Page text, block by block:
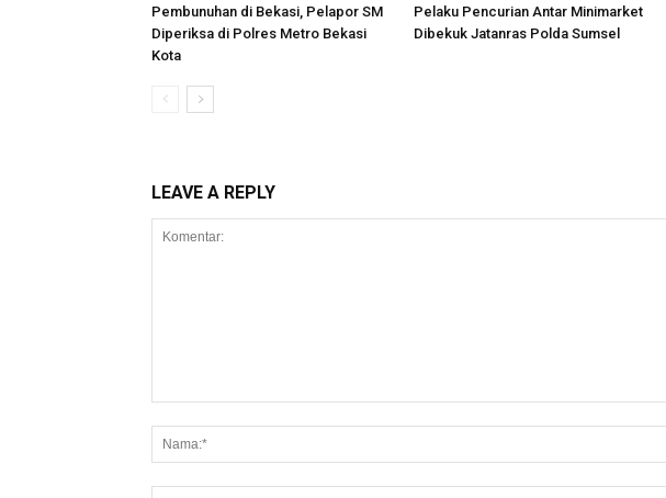
Pembunuhan di Bekasi, Pelapor SM
Diperiksa di Polres Metro Bekasi
Kota
Pelaku Pencurian Antar Minimarket
Dibekuk Jatanras Polda Sumsel
LEAVE A REPLY